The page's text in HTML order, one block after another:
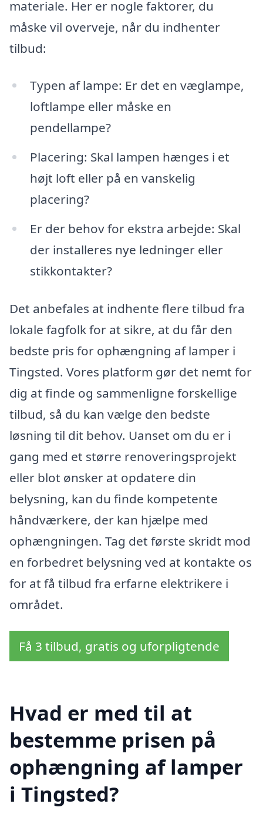
materiale. Her er nogle faktorer, du
måske vil overveje, når du indhenter
tilbud:
Typen af lampe: Er det en væglampe,
loftlampe eller måske en
pendellampe?
Placering: Skal lampen hænges i et
højt loft eller på en vanskelig
placering?
Er der behov for ekstra arbejde: Skal
der installeres nye ledninger eller
stikkontakter?
Det anbefales at indhente flere tilbud fra
lokale fagfolk for at sikre, at du får den
bedste pris for ophængning af lamper i
Tingsted. Vores platform gør det nemt for
dig at finde og sammenligne forskellige
tilbud, så du kan vælge den bedste
løsning til dit behov. Uanset om du er i
gang med et større renoveringsprojekt
eller blot ønsker at opdatere din
belysning, kan du finde kompetente
håndværkere, der kan hjælpe med
ophængningen. Tag det første skridt mod
en forbedret belysning ved at kontakte os
for at få tilbud fra erfarne elektrikere i
området.
Få 3 tilbud, gratis og uforpligtende
Hvad er med til at
bestemme prisen på
ophængning af lamper
i Tingsted?